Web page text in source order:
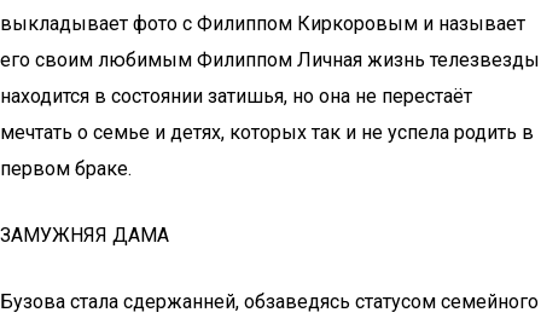
выкладывает фото с Филиппом Киркоровым и называет
его своим любимым Филиппом Личная жизнь телезвезды
находится в состоянии затишья, но она не перестаёт
мечтать о семье и детях, которых так и не успела родить в
первом браке.
ЗАМУЖНЯЯ ДАМА
Бузова стала сдержанней, обзаведясь статусом семейного